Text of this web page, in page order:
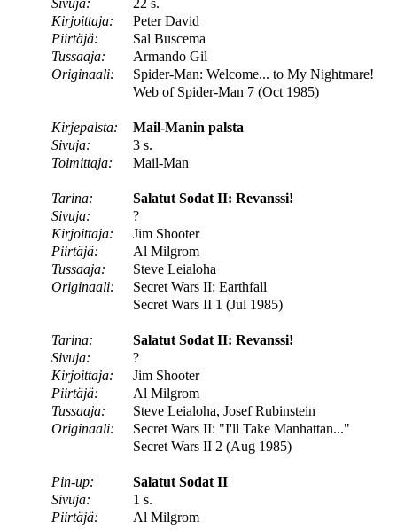
Sivuja:
22 s.
Kirjoittaja:
Peter David
Piirtäjä:
Sal Buscema
Tussaaja:
Armando Gil
Originaali:
Spider-Man: Welcome... to My Nightmare!
Web of Spider-Man 7 (Oct 1985)
Kirjepalsta:
Mail-Manin palsta
Sivuja:
3 s.
Toimittaja:
Mail-Man
Tarina:
Salatut Sodat II: Revanssi!
Sivuja:
?
Kirjoittaja:
Jim Shooter
Piirtäjä:
Al Milgrom
Tussaaja:
Steve Leialoha
Originaali:
Secret Wars II: Earthfall
Secret Wars II 1 (Jul 1985)
Tarina:
Salatut Sodat II: Revanssi!
Sivuja:
?
Kirjoittaja:
Jim Shooter
Piirtäjä:
Al Milgrom
Tussaaja:
Steve Leialoha, Josef Rubinstein
Originaali:
Secret Wars II: "I'll Take Manhattan..."
Secret Wars II 2 (Aug 1985)
Pin-up:
Salatut Sodat II
Sivuja:
1 s.
Piirtäjä:
Al Milgrom